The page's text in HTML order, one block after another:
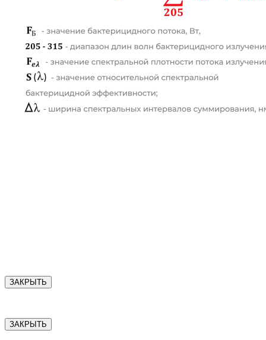
ЗАКРЫТЬ
ЗАКРЫТЬ